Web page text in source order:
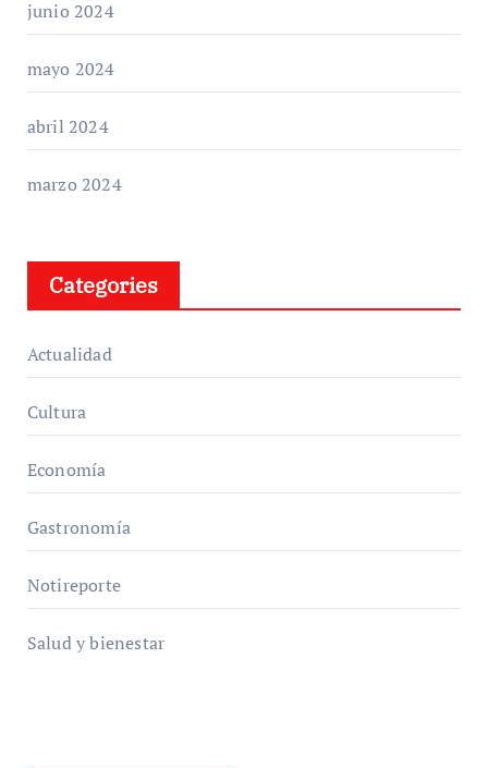
junio 2024
mayo 2024
abril 2024
marzo 2024
Categories
Actualidad
Cultura
Economía
Gastronomía
Notireporte
Salud y bienestar